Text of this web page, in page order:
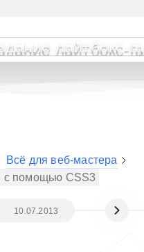
Всё для веб-мастера
с помощью CSS3
10.07.2013